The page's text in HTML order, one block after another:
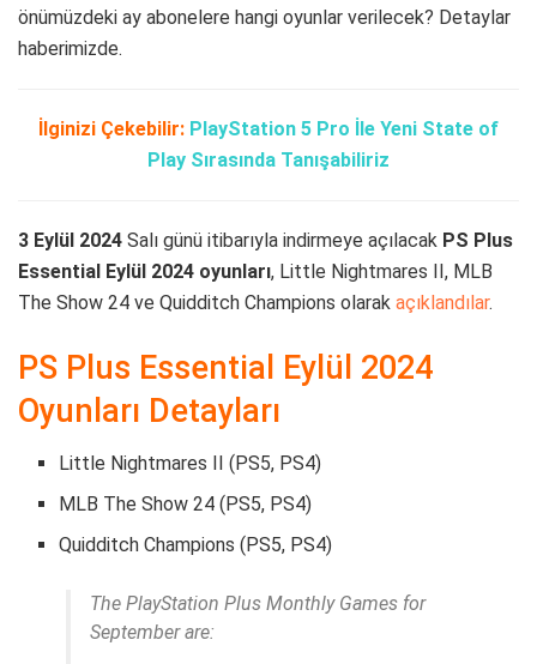
önümüzdeki ay abonelere hangi oyunlar verilecek? Detaylar
haberimizde.
İlginizi Çekebilir: PlayStation 5 Pro İle Yeni State of
Play Sırasında Tanışabiliriz
3 Eylül 2024 Salı günü itibarıyla indirmeye açılacak PS Plus
Essential Eylül 2024 oyunları, Little Nightmares II, MLB
The Show 24 ve Quidditch Champions olarak açıklandılar.
PS Plus Essential Eylül 2024
Oyunları Detayları
Little Nightmares II (PS5, PS4)
MLB The Show 24 (PS5, PS4)
Quidditch Champions (PS5, PS4)
The PlayStation Plus Monthly Games for
September are: